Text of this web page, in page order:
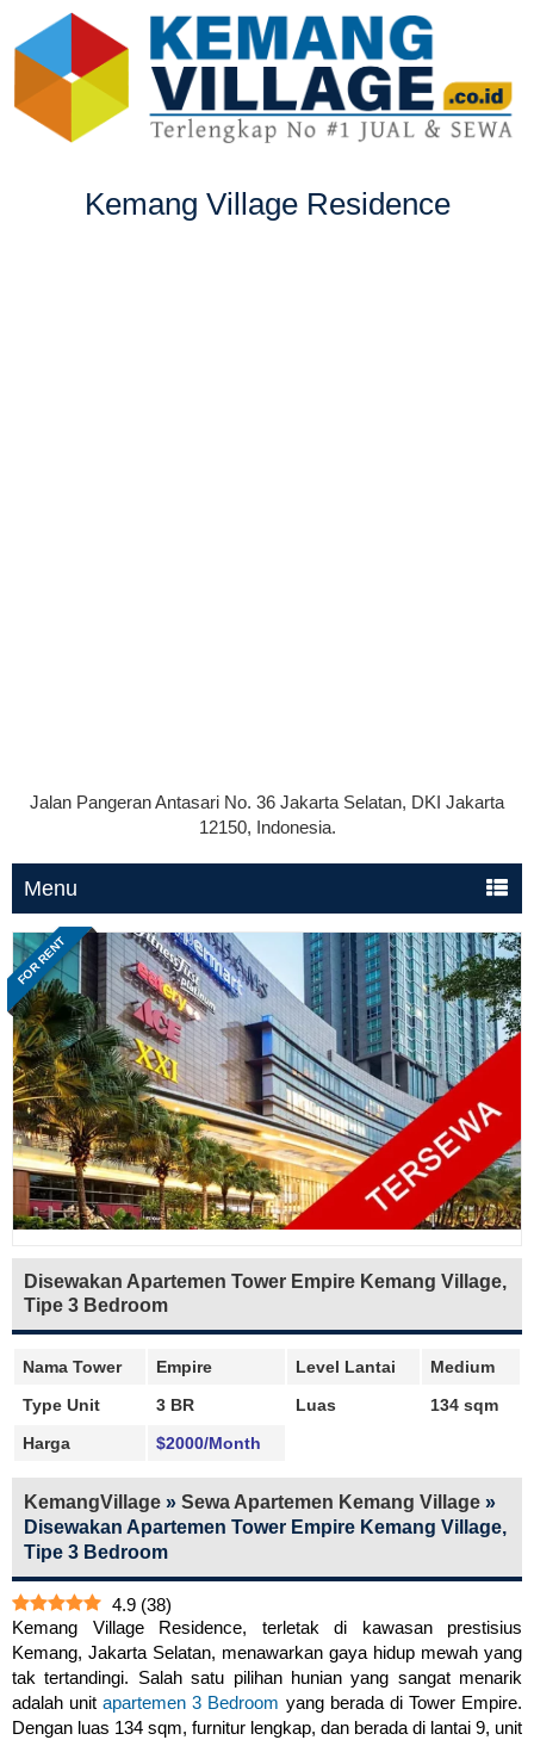
Kemang Village Residence
Jalan Pangeran Antasari No. 36 Jakarta Selatan, DKI Jakarta
12150, Indonesia.
Menu
FOR RENT
Disewakan Apartemen Tower Empire Kemang Village,
Tipe 3 Bedroom
Nama Tower Empire Level Lantai
Medium
Type Unit
3 BR Luas
134 sqm
Harga
$2000/Month
KemangVillage » Sewa Apartemen Kemang Village »
Disewakan Apartemen Tower Empire Kemang Village,
Tipe 3 Bedroom
4.9 (38)
Kemang Village Residence, terletak di kawasan prestisius
Kemang, Jakarta Selatan, menawarkan gaya hidup mewah yang
tak tertandingi. Salah satu pilihan hunian yang sangat menarik
adalah unitapartemen 3 Bedroom yang berada di Tower Empire.
Dengan luas 134 sqm, furnitur lengkap, dan berada di lantai 9, unit